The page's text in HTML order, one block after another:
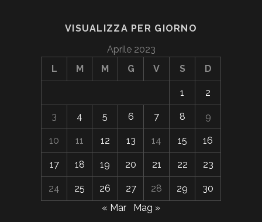
VISUALIZZA PER GIORNO
Aprile 2023
L
M M G V S D
1 2
3 4 5 6 7 8 9
10 11 12 13 14 15 16
17 18 19 20 21 22 23
24 25 26 27 28 29
30
« Mar
Mag »